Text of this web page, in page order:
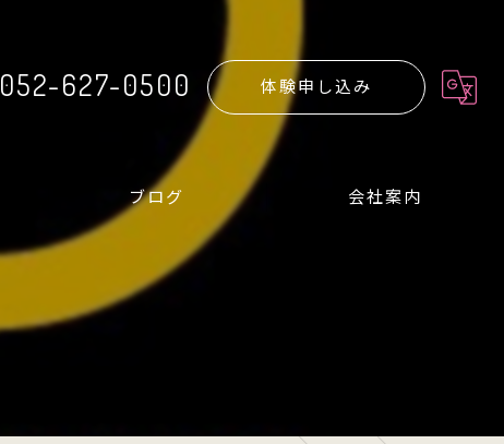
052-627-0500 体験申し込み
ブログ 会社案内